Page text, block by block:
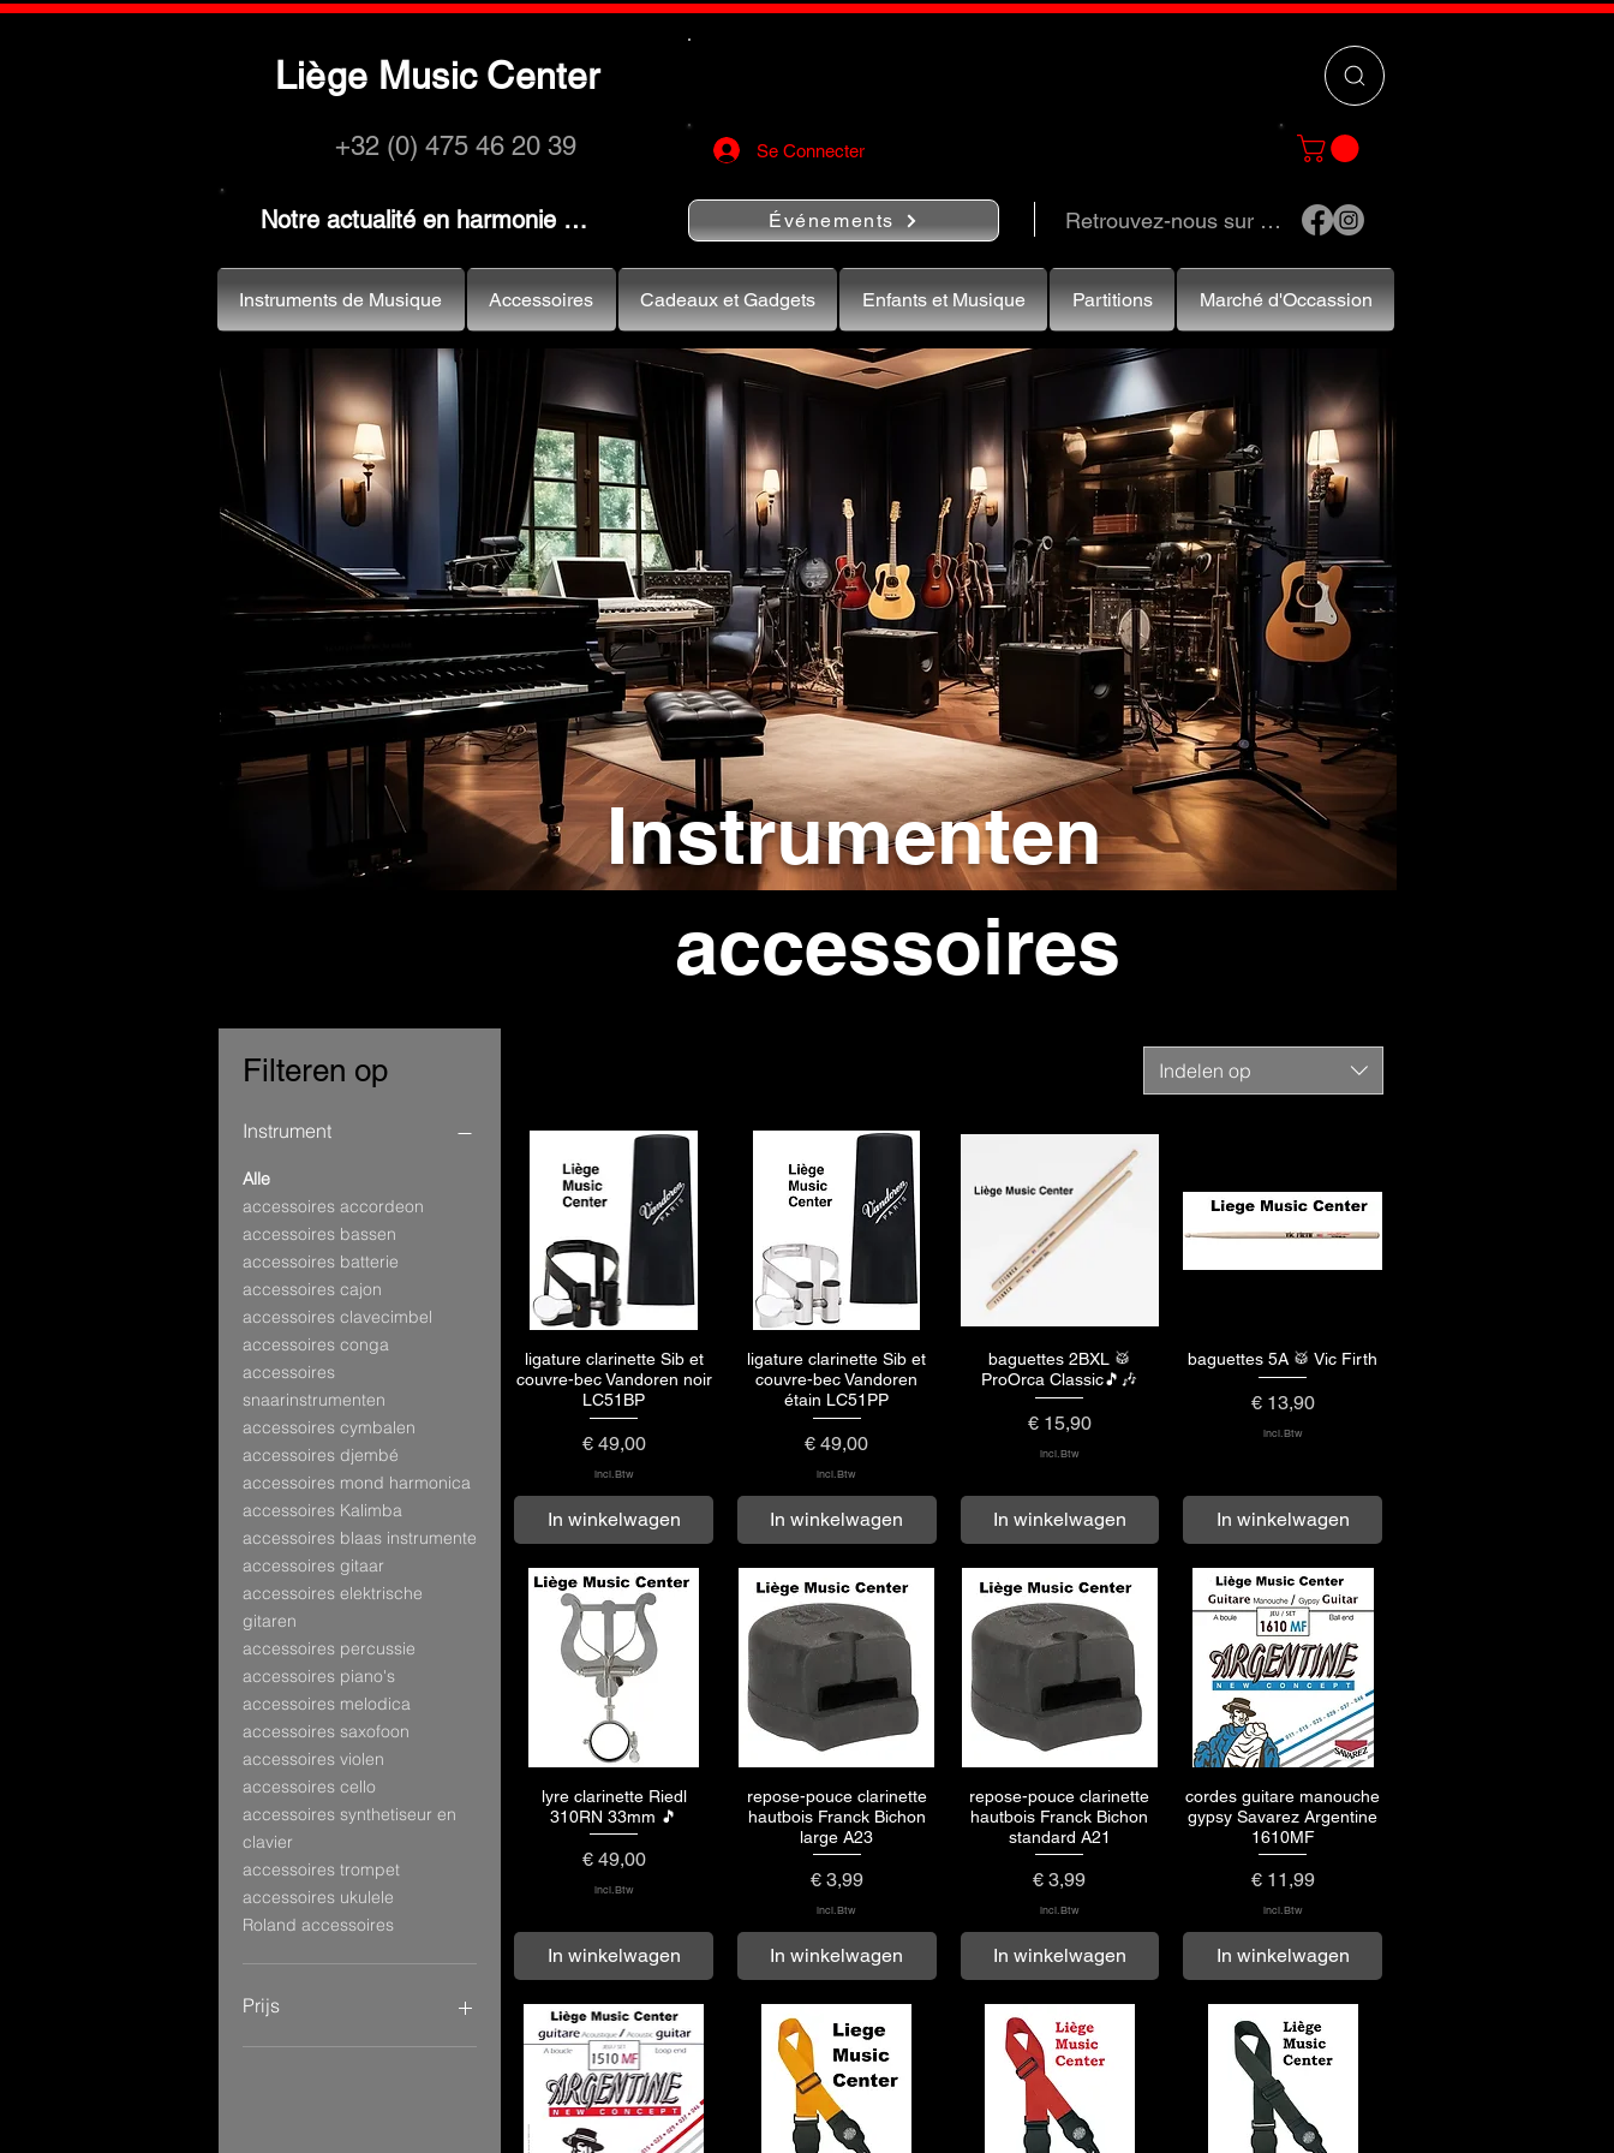
Liège Music Center
+32 (0) 475 46 20 39 Se Connecter
Notre actualité en harmonie … Événements Retrouvez-nous sur …
Instrumenten
accessoires
Filteren op
Instrument
Alle
accessoires accordeon
accessoires bassen
accessoires batterie
accessoires cajon
accessoires clavecimbel
accessoires conga
accessoires
snaarinstrumenten
accessoires cymbalen
accessoires djembé
accessoires mond harmonica
accessoires Kalimba
accessoires blaas instrumente
accessoires gitaar
accessoires elektrische
gitaren
accessoires percussie
accessoires piano's
accessoires melodica
accessoires saxofoon
accessoires violen
accessoires cello
accessoires synthetiseur en
clavier
accessoires trompet
accessoires ukulele
Roland accessoires
Prijs
Indelen op
Snel overzicht
ligature clarinette Sib et
couvre-bec Vandoren noir
LC51BP
Prijs
€ 49,00
incl.Btw
In winkelwagen
Snel overzicht
ligature clarinette Sib et
couvre-bec Vandoren
étain LC51PP
Prijs
€ 49,00
incl.Btw
In winkelwagen
Snel overzicht
baguettes 2BXL 🥁
ProOrca Classic🎵🎶
Prijs
€ 15,90
incl.Btw
In winkelwagen
Snel overzicht
baguettes 5A 🥁 Vic Firth
Prijs
€ 13,90
incl.Btw
In winkelwagen
Snel overzicht
lyre clarinette Riedl
310RN 33mm 🎵
Prijs
€ 49,00
incl.Btw
In winkelwagen
Snel overzicht
repose-pouce clarinette
hautbois Franck Bichon
large A23
Prijs
€ 3,99
incl.Btw
In winkelwagen
Snel overzicht
repose-pouce clarinette
hautbois Franck Bichon
standard A21
Prijs
€ 3,99
incl.Btw
In winkelwagen
Snel overzicht
cordes guitare manouche
gypsy Savarez Argentine
1610MF
Prijs
€ 11,99
incl.Btw
In winkelwagen
Instruments de Musique Accessoires Cadeaux et Gadgets Enfants et Musique Partitions Marché d'Occassion